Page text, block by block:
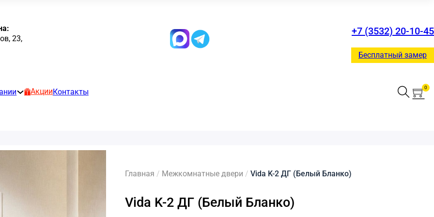
23,
+7 (3532) 20-10-45
Бесплатный замер
Акции Контакты
0
Главная / Межкомнатные двери / Vida K-2 ДГ (Белый Бланко)
Vida K-2 ДГ (Белый Бланко)